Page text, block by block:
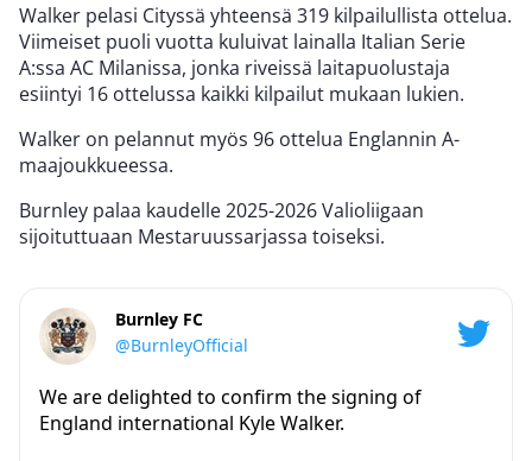
Walker pelasi Cityssä yhteensä 319 kilpailullista ottelua.
Viimeiset puoli vuotta kuluivat lainalla Italian Serie
A:ssa AC Milanissa, jonka riveissä laitapuolustaja
esiintyi 16 ottelussa kaikki kilpailut mukaan lukien.
Walker on pelannut myös 96 ottelua Englannin A-
maajoukkueessa.
Burnley palaa kaudelle 2025-2026 Valioliigaan
sijoituttuaan Mestaruussarjassa toiseksi.
Burnley FC
@BurnleyOfficial
We are delighted to confirm the signing of
England international Kyle Walker.